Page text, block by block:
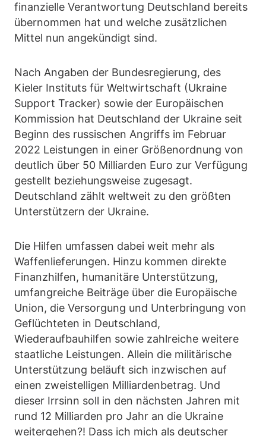
finanzielle Verantwortung Deutschland bereits
übernommen hat und welche zusätzlichen
Mittel nun angekündigt sind.
Nach Angaben der Bundesregierung, des
Kieler Instituts für Weltwirtschaft (Ukraine
Support Tracker) sowie der Europäischen
Kommission hat Deutschland der Ukraine seit
Beginn des russischen Angriffs im Februar
2022 Leistungen in einer Größenordnung von
deutlich über 50 Milliarden Euro zur Verfügung
gestellt beziehungsweise zugesagt.
Deutschland zählt weltweit zu den größten
Unterstützern der Ukraine.
Die Hilfen umfassen dabei weit mehr als
Waffenlieferungen. Hinzu kommen direkte
Finanzhilfen, humanitäre Unterstützung,
umfangreiche Beiträge über die Europäische
Union, die Versorgung und Unterbringung von
Geflüchteten in Deutschland,
Wiederaufbauhilfen sowie zahlreiche weitere
staatliche Leistungen. Allein die militärische
Unterstützung beläuft sich inzwischen auf
einen zweistelligen Milliardenbetrag. Und
dieser Irrsinn soll in den nächsten Jahren mit
rund 12 Milliarden pro Jahr an die Ukraine
weitergehen?! Dass ich mich als deutscher